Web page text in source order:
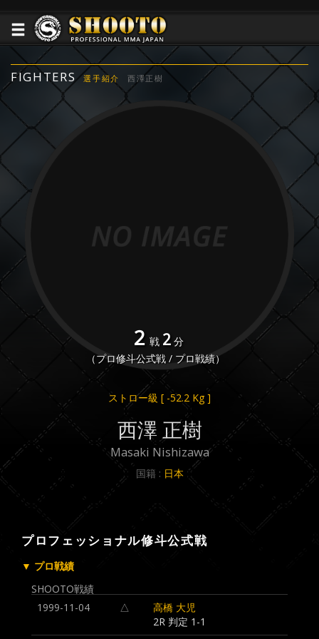
FIGHTERS 選手紹介 西澤正樹
2 戦 2 分
（プロ修斗公式戦 / プロ戦績）
ストロー級 [ -52.2 Kg ]
西澤 正樹
Masaki Nishizawa
国籍 : 日本
プロフェッショナル修斗公式戦
▼ プロ戦績
SHOOTO戦績
1999-11-04
△
高橋 大児
2R 判定 1-1